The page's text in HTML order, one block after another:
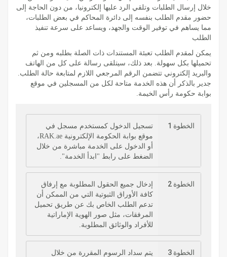
خلال إرسال الطلبات وتلقي الرد عليها إلكترونيا، من دون الحاجة إلى
حضور مقدم الطلب بنفسه إلى دائرة المحاكم في بعض الطلبات،
مما يساهم في توفير الوقت والجهد، ويساعد على سرعة تنفيذ
الطلب
يمكن لمقدم الطلب تعبئة المستندات ذات الصلة بطلبه ومن ثم
تحميلها بكل سهولة. بعد ذلك، سيتلقى رسالة على كل من الهاتف
والبريد إلكتروني تتضمن الرقم المرجعي اللازم لمتابعة حالة الطلب.
جدير بالذكر أن هذه الخدمة متاحة لكل من المسجلين في موقع
بوابة حكومة رأس الخيمة.
الخطوة 1
تسجيل الدخول كمستخدم مسجل في
موقع بوابة الحكومة الإلكترونية RAK.ae،
أو الدخول على الخدمة مباشرة من خلال
الضغط على رابط "ابدأ الخدمة".
الخطوة 2
إدخال جميع الحقول المطلوبة مع إرفاق
كافة الأوراق الثبوتية التي من الممكن أن
تدعم الطلب الخاص بك عن طريق تحميل
المرفقات، مثل صور الهوية الإماراتية
للأفراد والوثائق المطلوبة.
الخطوة 3
يتم سداد الرسوم المقررة من خلال